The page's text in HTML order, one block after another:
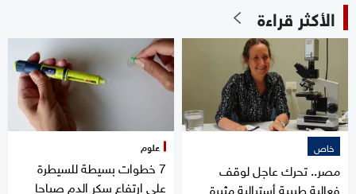
الأكثر قراءة
خاص
مصر.. تحرك عاجل لوقف
فعالية طبيبة أسترالية مثيرة
علوم
7 خطوات بسيطة للسيطرة
على ارتفاع سكر الدم صباحا